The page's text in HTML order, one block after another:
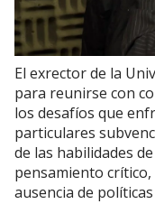
El exrector de la
para reunirse con
los desafíos que
particulares
de las habilidades
pensamiento crítico,
ausencia de